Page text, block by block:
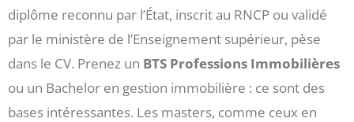
diplôme reconnu par l’État, inscrit au RNCP ou validé
par le ministère de l’Enseignement supérieur, pèse
dans le CV. Prenez un BTS Professions Immobilières
ou un Bachelor en gestion immobilière : ce sont des
bases intéressantes. Les masters, comme ceux en